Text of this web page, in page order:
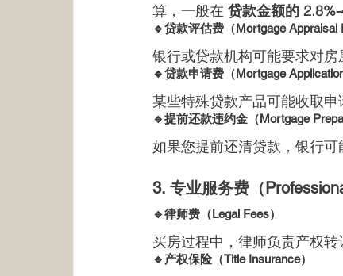
算，一般在 贷款金额的
🔹贷款评估费（Mortgage Appraisal
银行或贷款机构可能要求对
🔹贷款申请费（Mortgage Application
某些特殊贷款产品可能收取申
🔹提前还款违约金（Mortgage
如果您提前还清贷款，银行可
3. 专业服务费（
🔹律师费（Legal Fees）
买房过程中，律师负责产权
🔹产权保险（Title Insurance）